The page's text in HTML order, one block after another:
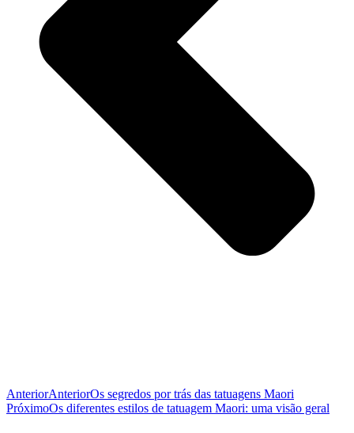
AnteriorAnteriorOs segredos por trás das tatuagens Maori
PróximoOs diferentes estilos de tatuagem Maori: uma visão geral